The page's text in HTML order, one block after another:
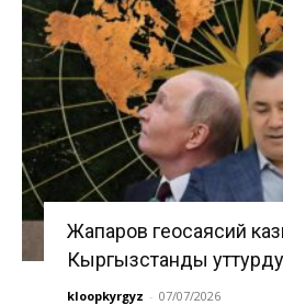
Жапаров геосаясий
Кыргызстанды уттурду
kloopkyrgyz - 07/07/2026